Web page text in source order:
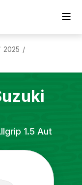
2025 /
1.5 Aut